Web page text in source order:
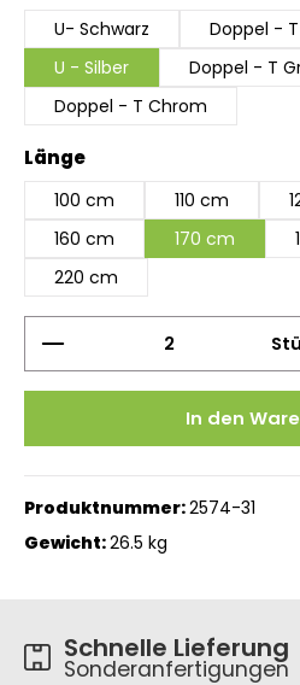
U- Schwarz
Doppel -
U - Silber
Doppel - T
Doppel - T Chrom
Längeauswählen
100 cm 110 cm
160 cm
170 cm
220 cm
Produkt Anzahl: Gib
In den
Produktnummer:2574-31
Gewicht:26.5 kg
Schnelle Lieferung
Sonderanfertigungen